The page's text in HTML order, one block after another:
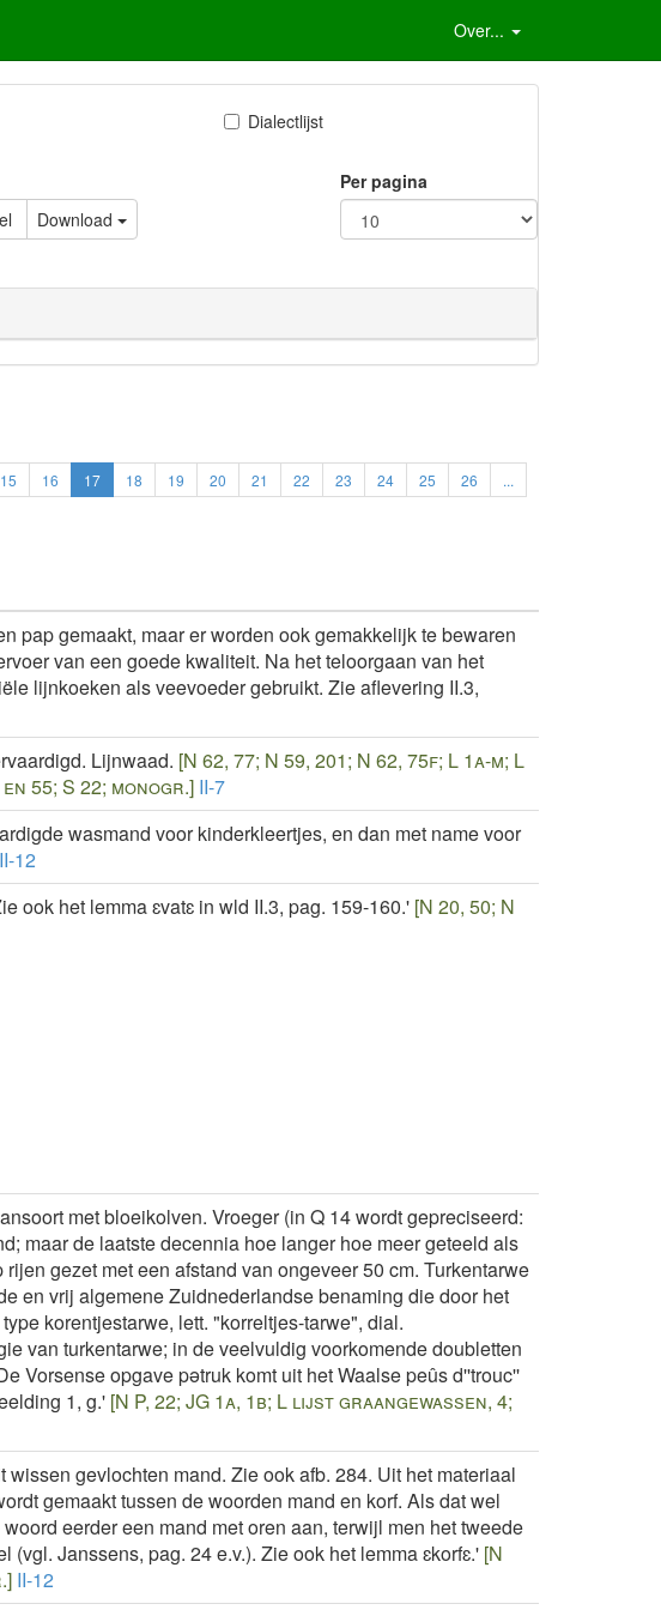
Over...
Dialectlijst
Download
Per pagina
15 16 17 18 19 20 21 22 23 24 25 26
...
pap gemaakt, maar er worden ook gemakkelijk te bewaren
van een goede kwaliteit. Na het teloorgaan van het
lijnkoeken als veevoeder gebruikt. Zie aflevering II.3,
Lijnwaad. [N 62, 77; N 59, 201; N 62, 75f; L 1a-m; L
en 55; S 22; monogr.] II-7
wasmand voor kinderkleertjes, en dan met name voor
II-12
ook het lemma ɛvatɛ in wld II.3, pag. 159-160.' [N 20, 50; N
met bloeikolven. Vroeger (in Q 14 wordt gepreciseerd:
maar de laatste decennia hoe langer hoe meer geteeld als
gezet met een afstand van ongeveer 50 cm. Turkentarwe
en vrij algemene Zuidnederlandse benaming die door het
korentjestarwe, lett. "korreltjes-tarwe", dial.
van turkentarwe; in de veelvuldig voorkomende doubletten
Vorsense opgave pǝtruk komt uit het Waalse peûs d''trouc''
1, g.' [N P, 22; JG 1a, 1b; L lijst graangewassen, 4;
gevlochten mand. Zie ook afb. 284. Uit het materiaal
gemaakt tussen de woorden mand en korf. Als dat wel
eerder een mand met oren aan, terwijl men het tweede
Janssens, pag. 24 e.v.). Zie ook het lemma ɛkorfɛ.' [N
II-12